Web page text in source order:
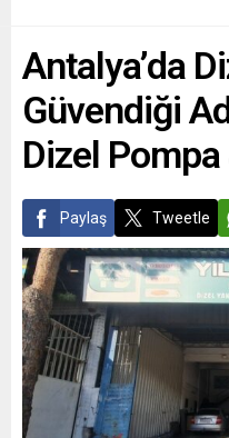
Antalya’da
Güvendiği
Dizel
Paylaş Tweetle